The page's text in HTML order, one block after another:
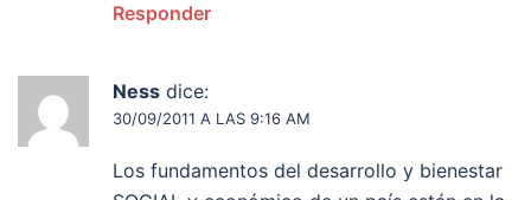
Responder
Ness dice:
30/09/2011 A LAS 9:16 AM
Los fundamentos del desarrollo y bienestar